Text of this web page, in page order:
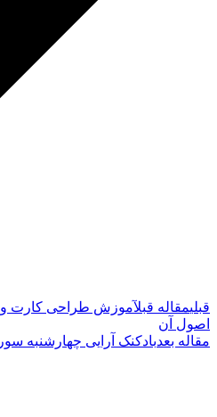
قبلیمقاله قبلآموزش طراحی کارت
اصول آن
مقاله بعدبادکنک آرایی چهارشنبه